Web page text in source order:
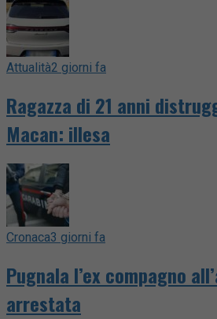
Attualità2 giorni fa
Ragazza di 21 anni
Macan: illesa
Cronaca3 giorni fa
Pugnala l’ex compagno
arrestata